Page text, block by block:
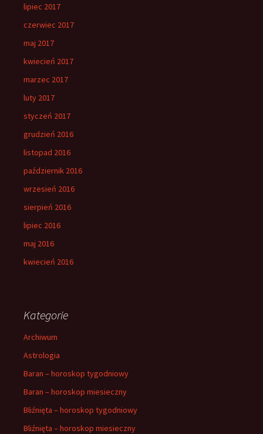
lipiec 2017
czerwiec 2017
maj 2017
kwiecień 2017
marzec 2017
luty 2017
styczeń 2017
grudzień 2016
listopad 2016
październik 2016
wrzesień 2016
sierpień 2016
lipiec 2016
maj 2016
kwiecień 2016
Kategorie
Archiwum
Astrologia
Baran – horoskop tygodniowy
Baran – horoskop miesieczny
Bliźnięta – horoskop tygodniowy
Bliźnięta – horoskop miesieczny